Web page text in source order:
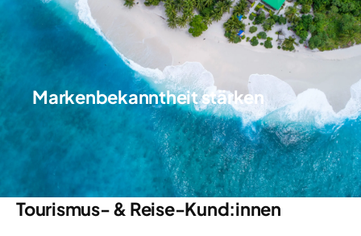
Markenbekanntheit stärken
Tourismus- & Reise-Kund:innen